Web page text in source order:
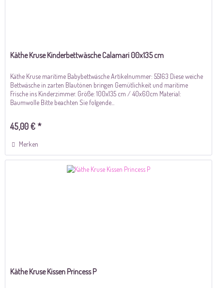
Käthe Kruse Kinderbettwäsche Calamari 00x135 cm
Käthe Kruse maritime Babybettwäsche Artikelnummer: 55163 Diese weiche
Bettwäsche in zarten Blautönen bringen Gemütlichkeit und maritime
Frische ins Kinderzimmer. Größe: 100x135 cm / 40x60cm Material:
Baumwolle Bitte beachten Sie folgende...
45,00 € *
Merken
Käthe Kruse Kissen Princess P